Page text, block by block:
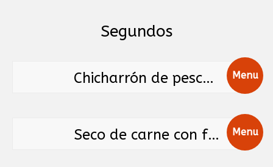
Segundos
Chicharrón de pescado Menu
Seco de carne con frijoles Menu